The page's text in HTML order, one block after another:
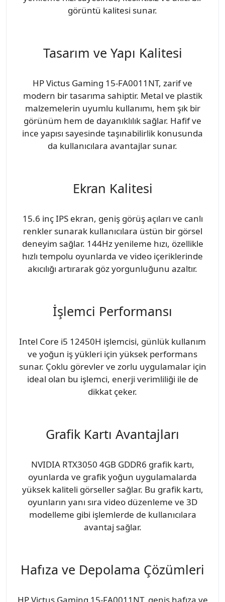
görüntü kalitesi sunar.
Tasarım ve Yapı Kalitesi
HP Victus Gaming 15-FA0011NT, zarif ve
modern bir tasarıma sahiptir. Metal ve plastik
malzemelerin uyumlu kullanımı, hem şık bir
görünüm hem de dayanıklılık sağlar. Hafif ve
ince yapısı sayesinde taşınabilirlik konusunda
da kullanıcılara avantajlar sunar.
Ekran Kalitesi
15.6 inç IPS ekran, geniş görüş açıları ve canlı
renkler sunarak kullanıcılara üstün bir görsel
deneyim sağlar. 144Hz yenileme hızı, özellikle
hızlı tempolu oyunlarda ve video içeriklerinde
akıcılığı artırarak göz yorgunluğunu azaltır.
İşlemci Performansı
Intel Core i5 12450H işlemcisi, günlük kullanım
ve yoğun iş yükleri için yüksek performans
sunar. Çoklu görevler ve zorlu uygulamalar için
ideal olan bu işlemci, enerji verimliliği ile de
dikkat çeker.
Grafik Kartı Avantajları
NVIDIA RTX3050 4GB GDDR6 grafik kartı,
oyunlarda ve grafik yoğun uygulamalarda
yüksek kaliteli görseller sağlar. Bu grafik kartı,
oyunların yanı sıra video düzenleme ve 3D
modelleme gibi işlemlerde de kullanıcılara
avantaj sağlar.
Hafıza ve Depolama Çözümleri
HP Victus Gaming 15-FA0011NT, geniş hafıza ve